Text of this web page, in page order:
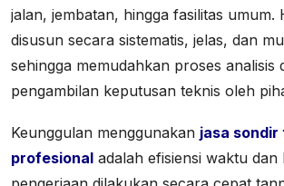
jalan, jembatan, hingga fasilitas umum.
disusun secara sistematis, jelas, dan
sehingga memudahkan proses analisis
pengambilan keputusan teknis oleh
Keunggulan menggunakan jasa sondir
profesional adalah efisiensi waktu dan